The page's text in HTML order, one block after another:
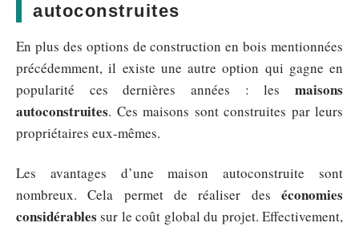
autoconstruites
En plus des options de construction en bois mentionnées
précédemment, il existe une autre option qui gagne en
popularité ces dernières années : les maisons
autoconstruites. Ces maisons sont construites par leurs
propriétaires eux-mêmes.
Les avantages d’une maison autoconstruite sont
nombreux. Cela permet de réaliser des économies
considérables sur le coût global du projet. Effectivement,